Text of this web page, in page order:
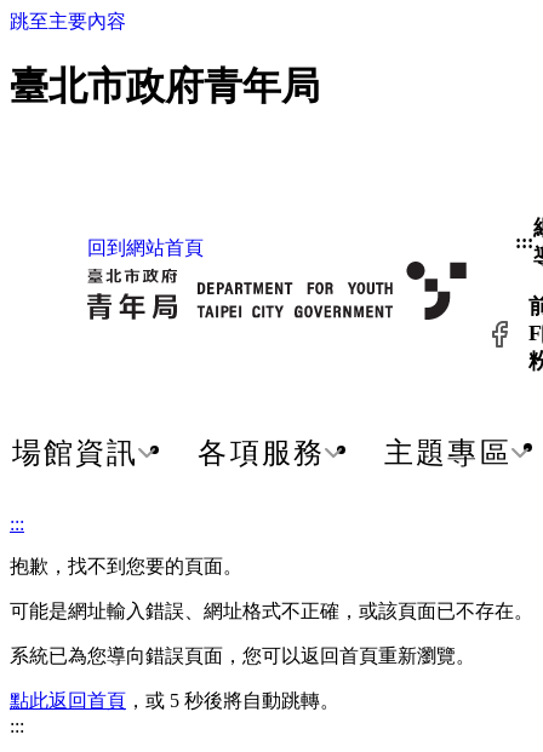
跳至主要內容
臺北市政府青年局
回到網站首頁 :::
場館資訊 各項服務 主題專區
:::
抱歉，找不到您要的頁面。
可能是網址輸入錯誤、網址格式不正確，或該頁面已不存在。
系統已為您導向錯誤頁面，您可以返回首頁重新瀏覽。
點此返回首頁 ，或 5 秒後將自動跳轉。
:::